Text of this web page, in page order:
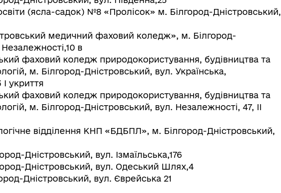
(ясла-садок) №8 «Пролісок» м. Білгород-Дністровський,
медичний фаховий коледж», м. Білгород-
в
фаховий коледж природокористування, будівництва та
м. Білгород-Дністровський, вул. Українська,
укриття
фаховий коледж природокористування, будівництва та
м. Білгород-Дністровський, вул. Незалежності, 47, ІІ
відділення КНП «БДБПЛ», м. Білгород-Дністровський,
Дністровський, вул. Ізмаїльська,176
Дністровський, вул. Одеський Шлях,4
Дністровський, вул. Єврейська 21